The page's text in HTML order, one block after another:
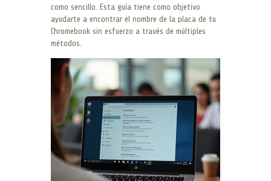
como sencillo. Esta guía tiene como objetivo
ayudarte a encontrar el nombre de la placa de tu
Chromebook sin esfuerzo a través de múltiples
métodos.